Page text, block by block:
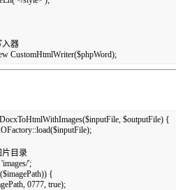
入器
CustomHtmlWriter($phpWord);
$outputFile) {
目录
';
{
0777, true);